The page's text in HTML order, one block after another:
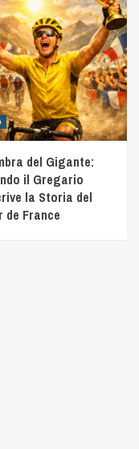
del Gigante:
il Gregario
la Storia del
de France